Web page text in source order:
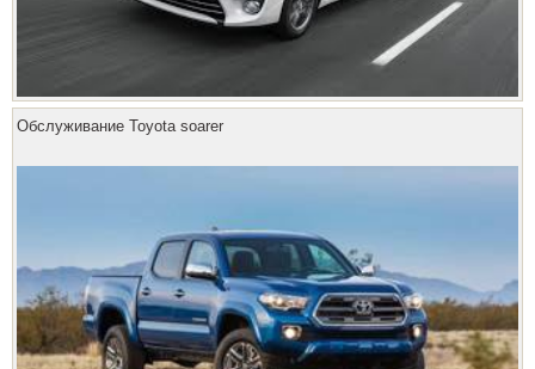
Обслуживание Toyota soarer